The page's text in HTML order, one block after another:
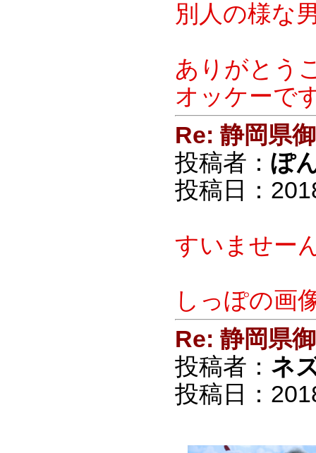
別人の様な
ありがとう
オッケーで
Re: 静岡県
投稿者： ぽ
投稿日：
すいませー
しっぽの画
Re: 静岡県
投稿者： ネ
投稿日：